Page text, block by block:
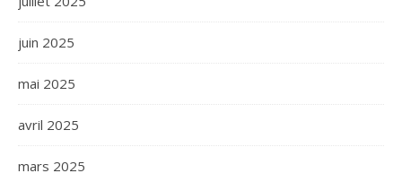
juin 2025
mai 2025
avril 2025
mars 2025